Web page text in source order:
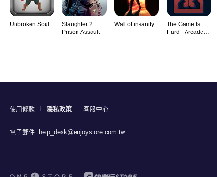
Unbroken Soul
Slaughter 2:
Prison Assault
Wall of insanity
The Game Is
Hard - Arcade
使用條款 隱私政策 客服中心
電子郵件: help_desk@enjoystore.com.tw